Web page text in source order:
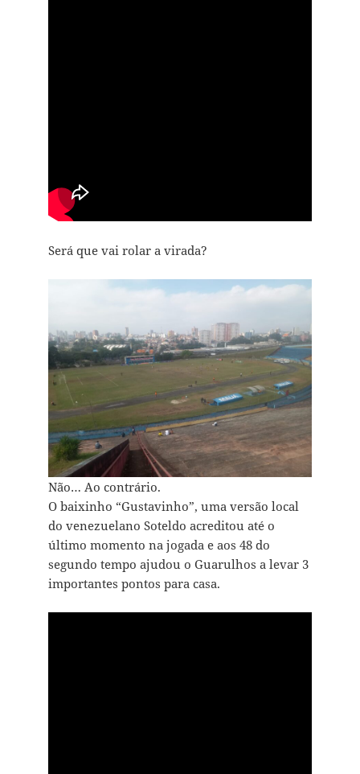
Será que vai rolar a virada?
Não… Ao contrário.
O baixinho “Gustavinho”, uma versão local
do venezuelano Soteldo acreditou até o
último momento na jogada e aos 48 do
segundo tempo ajudou o Guarulhos a levar 3
importantes pontos para casa.